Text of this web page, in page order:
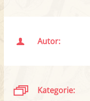
Autor:
Kategorie: